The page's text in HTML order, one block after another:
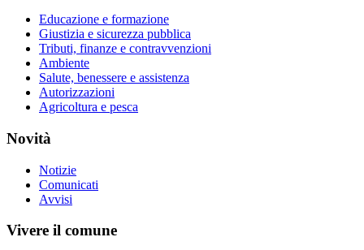
Educazione e formazione
Giustizia e sicurezza pubblica
Tributi, finanze e contravvenzioni
Ambiente
Salute, benessere e assistenza
Autorizzazioni
Agricoltura e pesca
Novità
Notizie
Comunicati
Avvisi
Vivere il comune